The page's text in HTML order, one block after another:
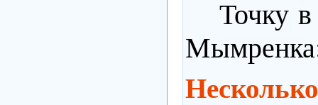
Точку в